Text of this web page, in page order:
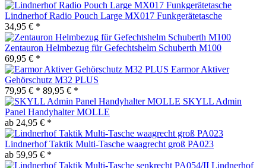
Lindnerhof Radio Pouch Large MX017 Funkgerätetasche
34,95 € *
Zentauron Helmbezug für Gefechtshelm Schuberth M100
69,95 € *
Earmor Aktiver
Gehörschutz M32 PLUS
79,95 € * 89,95 € *
SKYLL Admin
Panel Handyhalter MOLLE
ab 24,95 € *
Lindnerhof Taktik Multi-Tasche waagrecht groß PA023
ab 59,95 € *
Lindnerhof